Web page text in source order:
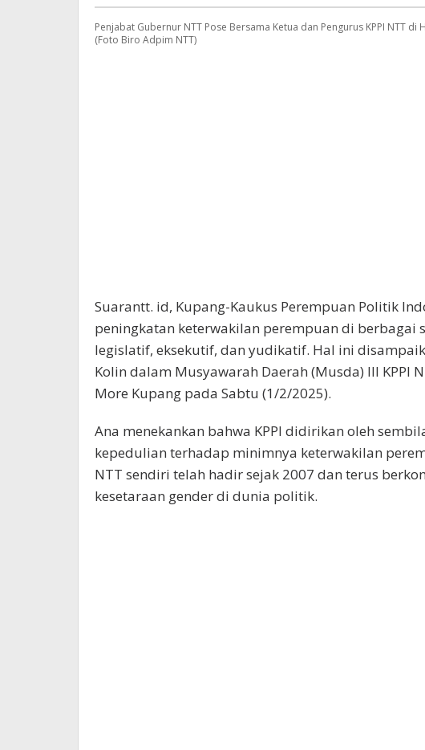
Penjabat Gubernur NTT Pose Bersama Ketua dan Pengurus KPPI NTT
(Foto Biro Adpim NTT)
Suarantt. id, Kupang-Kaukus Perempuan Politik
peningkatan keterwakilan perempuan di berbagai
legislatif, eksekutif, dan yudikatif. Hal ini
Kolin dalam Musyawarah Daerah (Musda) III KPPI
More Kupang pada Sabtu (1/2/2025).
Ana menekankan bahwa KPPI didirikan oleh
kepedulian terhadap minimnya keterwakilan
NTT sendiri telah hadir sejak 2007 dan terus
kesetaraan gender di dunia politik.